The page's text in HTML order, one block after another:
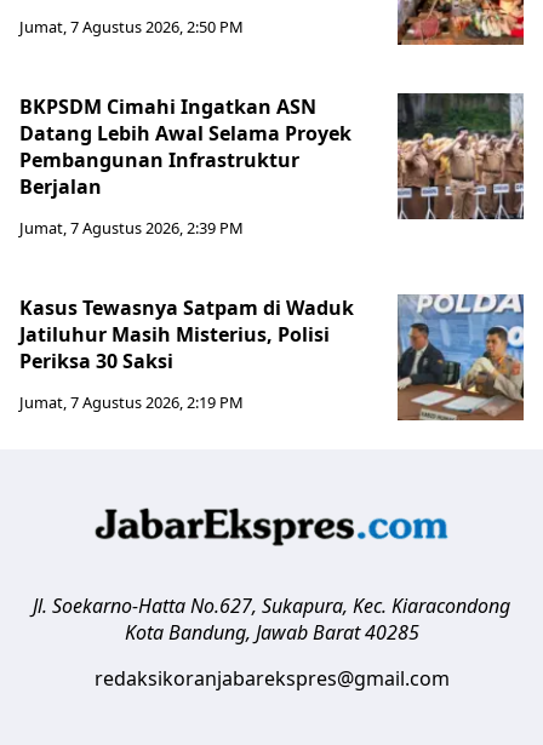
Jumat, 7 Agustus 2026, 2:50 PM
BKPSDM Cimahi Ingatkan ASN
Datang Lebih Awal Selama Proyek
Pembangunan Infrastruktur
Berjalan
Jumat, 7 Agustus 2026, 2:39 PM
Kasus Tewasnya Satpam di Waduk
Jatiluhur Masih Misterius, Polisi
Periksa 30 Saksi
Jumat, 7 Agustus 2026, 2:19 PM
Jl. Soekarno-Hatta No.627, Sukapura, Kec. Kiaracondong
Kota Bandung, Jawab Barat 40285
redaksikoranjabarekspres@gmail.com